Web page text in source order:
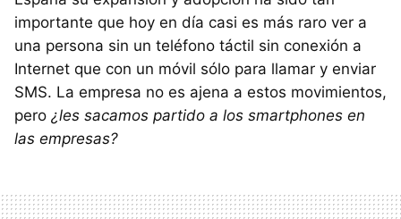
importante que hoy en día casi es más raro ver a
una persona sin un teléfono táctil sin conexión a
Internet que con un móvil sólo para llamar y enviar
SMS. La empresa no es ajena a estos movimientos,
pero ¿les sacamos partido a los smartphones en
las empresas?